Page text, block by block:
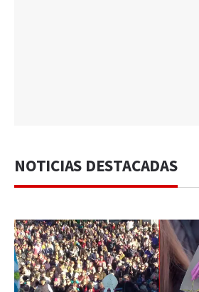
NOTICIAS DESTACADAS